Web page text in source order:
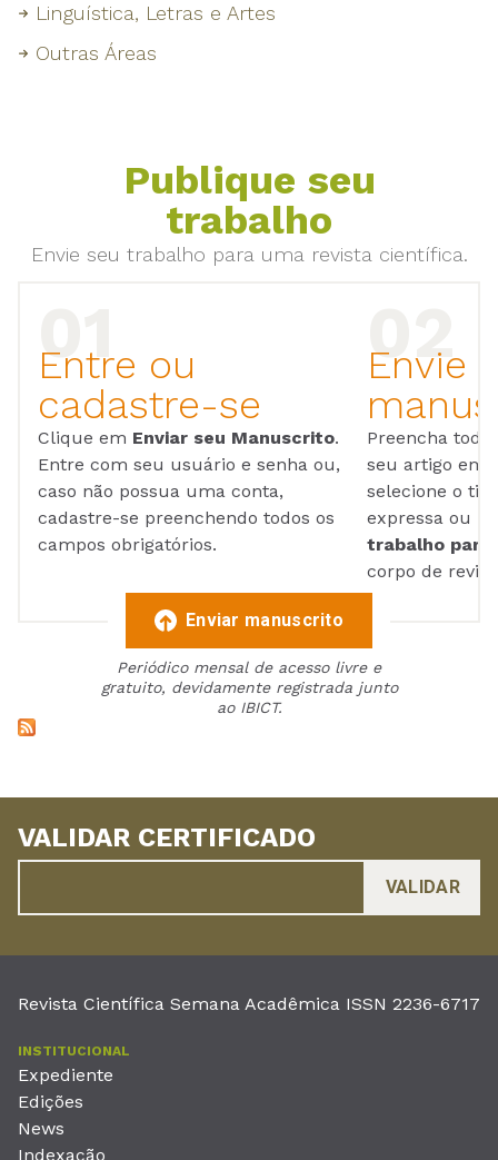
Linguística, Letras e Artes
Outras Áreas
Publique seu
trabalho
Envie seu trabalho para uma revista científica.
Entre ou
cadastre-se
Clique em Enviar seu Manuscrito.
Entre com seu usuário e senha ou,
caso não possua uma conta,
cadastre-se preenchendo todos os
campos obrigatórios.
Envie
Preencha
seu artigo em
selecione o
expressa ou
trabalho para
corpo de
Enviar manuscrito
Periódico mensal de acesso livre e
gratuito, devidamente registrada junto
ao IBICT.
VALIDAR CERTIFICADO
Revista Científica Semana Acadêmica ISSN 2236-6717
INSTITUCIONAL
Expediente
Edições
News
Indexação